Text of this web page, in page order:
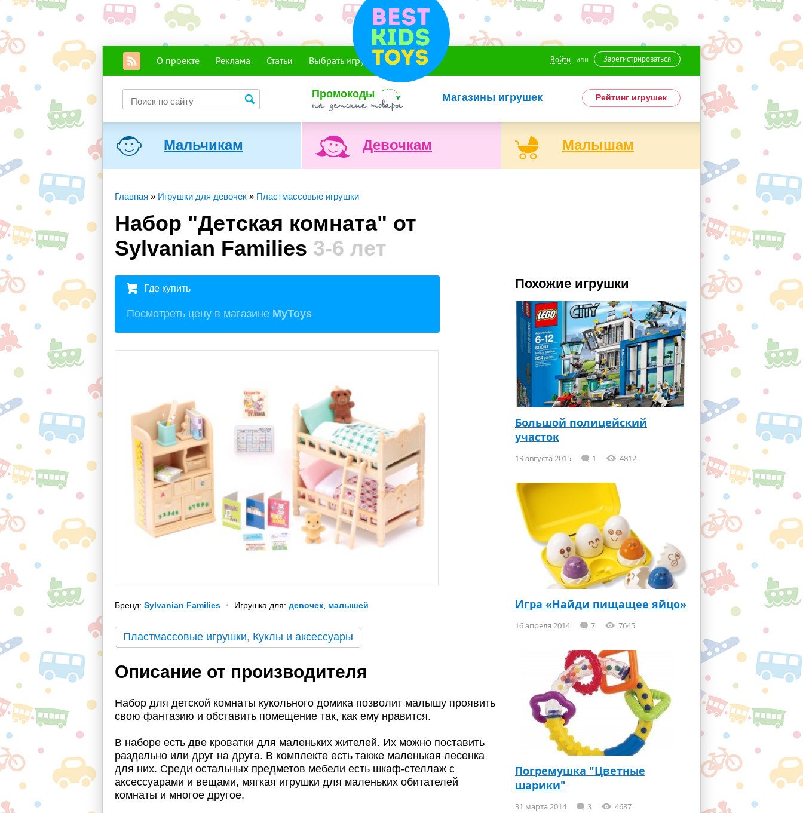
О проекте Реклама Статьи Выбрать игрушку Войти или Зарегистрироваться
Промокоды Магазины игрушек Рейтинг игрушек
Мальчикам Девочкам Малышам
Главная » Игрушки для девочек » Пластмассовые игрушки
Набор "Детская комната" от
Sylvanian Families 3-6 лет
Где купить
Посмотреть цену в магазине MyToys
Бренд: Sylvanian Families Игрушка для: девочек малышей
Пластмассовые игрушки, Куклы и аксессуары
Описание от производителя
Набор для детской комнаты кукольного домика позволит малышу проявить
свою фантазию и обставить помещение так, как ему нравится.
В наборе есть две кроватки для маленьких жителей. Их можно поставить
раздельно или друг на друга. В комплекте есть также маленькая лесенка
для них. Среди остальных предметов мебели есть шкаф-стеллаж с
аксессуарами и вещами, мягкая игрушки для маленьких обитателей
комнаты и многое другое.
Похожие игрушки
Большой полицейский
участок
19 августа 2015 1 4812
Игра «Найди пищащее яйцо»
16 апреля 2014 7 7645
Погремушка "Цветные
шарики"
31 марта 2014 3 4687